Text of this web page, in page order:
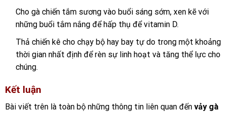
Cho gà chiến tắm sương vào buổi sáng sớm, xen kẽ với
những buổi tắm nắng để hấp thụ để vitamin D.
Thả chiến kê cho chạy bộ hay bay tự do trong một khoảng
thời gian nhất định để rèn sự linh hoạt và tăng thể lực cho
chúng.
Kết luận
Bài viết trên là toàn bộ những thông tin liên quan đến vảy gà